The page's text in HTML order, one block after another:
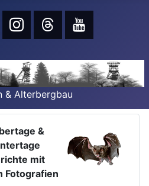
& Alterbergbau
&
mit
Fotografien